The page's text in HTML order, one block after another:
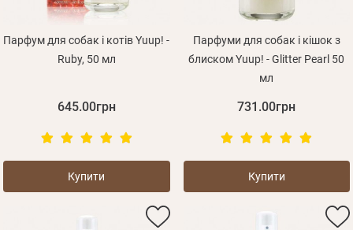
Парфум для собак і котів Yuup! -
Ruby, 50 мл
645.00грн
Купити
Парфуми для собак і кішок з
блиском Yuup! - Glitter Pearl 50
мл
731.00грн
Купити
Особисті дані